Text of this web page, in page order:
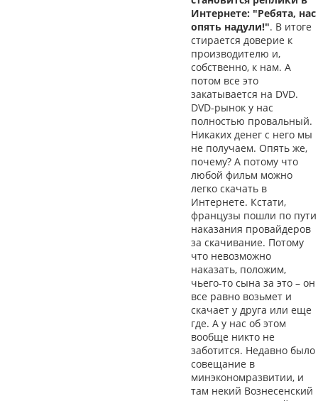
Интернете: "Ребята, нас
опять надули!". В итоге
стирается доверие к
производителю и,
собственно, к нам. А
потом все это
закатывается на DVD.
DVD-рынок у нас
полностью провальный.
Никаких денег с него мы
не получаем. Опять же,
почему? А потому что
любой фильм можно
легко скачать в
Интернете. Кстати,
французы пошли по пути
наказания провайдеров
за скачивание. Потому
что невозможно
наказать, положим,
чьего-то сына за это – он
все равно возьмет и
скачает у друга или еще
где. А у нас об этом
вообще никто не
заботится. Недавно было
совещание в
минэкономразвитии, и
там некий Вознесенский